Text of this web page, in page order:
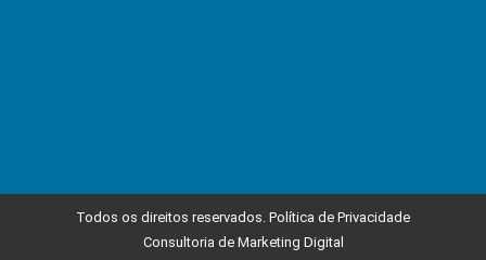
Todos os direitos reservados. Política de Privacidade
Consultoria de Marketing Digital